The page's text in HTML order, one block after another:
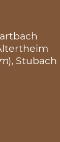
), Stubach